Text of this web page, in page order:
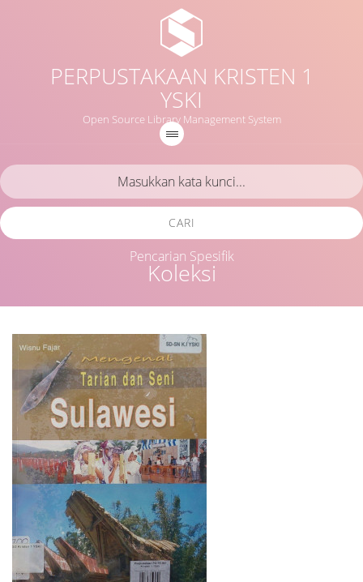
PERPUSTAKAAN KRISTEN 1
YSKI
Open Source Library Management System
Koleksi
CARI
Pencarian Spesifik